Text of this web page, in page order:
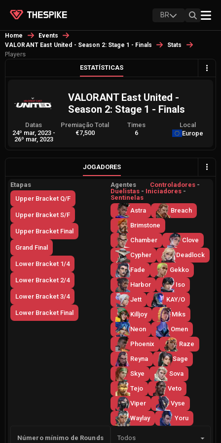
BR
Home
Events
VALORANT East United - Season 2: Stage 1 - Finals
Stats
Players
ESTATÍSTICAS
VALORANT East United -
Season 2: Stage 1 - Finals
Datas
24º mar, 2023 -
26º mar, 2023
Premiação Total
€7,500
Times
6
Local
Europe
JOGADORES
Etapas
Upper Bracket Q/F
Upper Bracket S/F
Upper Bracket Final
Grand Final
Lower Bracket 1/4
Lower Bracket 2/4
Lower Bracket 3/4
Lower Bracket Final
Agentes Controladores -
Duelistas - Iniciadores -
Sentinelas
Astra
Breach
Brimstone
Chamber
Clove
Cypher
Deadlock
Fade
Gekko
Harbor
Iso
Jett
KAY/O
Killjoy
Miks
Neon
Omen
Phoenix
Raze
Reyna
Sage
Skye
Sova
Tejo
Veto
Viper
Vyse
Waylay
Yoru
Número mínimo de Rounds
Lado
Todos